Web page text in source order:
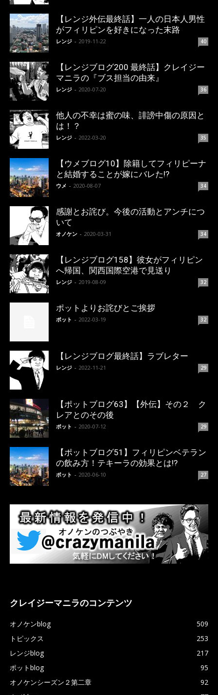
【レンジ外伝最終話】一人の日本人男性
がフィリピンを好きになった末路
レンジ - 2019-11-22 40
【レンジブログ200 最終話】クレイジー
マニラの『ブス担当の由来』
レンジ - 2020-07-20 36
他人の不幸は蜜の味、誹謗中傷の原因と
は！？
レンジ - 2022-03-20 35
【ウメブログ10】除籍してフィリピーナ
と結婚することが嫁にバレた!?
ウメ - 2020-08-07 34
感謝とお詫び。今後の活動とアンチにつ
いて
オノケン - 2020-03-31 34
【レンジブログ158】彼女がフィリピン
へ帰国、関西国際空港で見送り
レンジ - 2019-08-09 32
ポットよりお詫びとご挨拶
ポット - 2022-03-19 32
【レンジブログ最終話】ラブレター
レンジ - 2022-11-21 29
【ポットブログ63】【外伝】その２ ク
レアとのその後
ポット - 2020-07-12 29
【ポットブログ51】フィリピンベテラン
の飲み方！テキーラの効果とは!?
ポット - 2020-06-10 27
クレイジーマニラのコンテンツ
オノケンblog
509
トピックス
253
レンジblog
217
ポットblog
95
オノケンシーズン２第二章
92